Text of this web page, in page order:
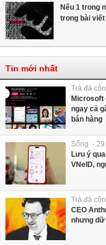
Nếu 1 trong
trong bài
Tin mới nhất
Trà đá
Microsoft
ngay cả
bán hàng
Sống -
Lưu ý
VNeID,
Trà đá
CEO
nhưng dữ